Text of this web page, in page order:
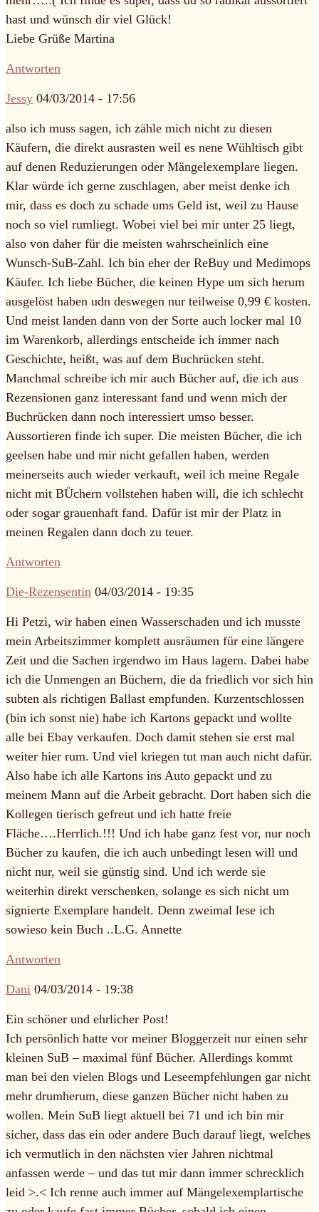
hast und wünsch dir viel Glück!
Liebe Grüße Martina
Antworten
Jessy 04/03/2014 - 17:56
also ich muss sagen, ich zähle mich nicht zu diesen
Käufern, die direkt ausrasten weil es nene Wühltisch gibt
auf denen Reduzierungen oder Mängelexemplare liegen.
Klar würde ich gerne zuschlagen, aber meist denke ich
mir, dass es doch zu schade ums Geld ist, weil zu Hause
noch so viel rumliegt. Wobei viel bei mir unter 25 liegt,
also von daher für die meisten wahrscheinlich eine
Wunsch-SuB-Zahl. Ich bin eher der ReBuy und Medimops
Käufer. Ich liebe Bücher, die keinen Hype um sich herum
ausgelöst haben udn deswegen nur teilweise 0,99 € kosten.
Und meist landen dann von der Sorte auch locker mal 10
im Warenkorb, allerdings entscheide ich immer nach
Geschichte, heißt, was auf dem Buchrücken steht.
Manchmal schreibe ich mir auch Bücher auf, die ich aus
Rezensionen ganz interessant fand und wenn mich der
Buchrücken dann noch interessiert umso besser.
Aussortieren finde ich super. Die meisten Bücher, die ich
geelsen habe und mir nicht gefallen haben, werden
meinerseits auch wieder verkauft, weil ich meine Regale
nicht mit BÜchern vollstehen haben will, die ich schlecht
oder sogar grauenhaft fand. Dafür ist mir der Platz in
meinen Regalen dann doch zu teuer.
Antworten
Die-Rezensentin 04/03/2014 - 19:35
Hi Petzi, wir haben einen Wasserschaden und ich musste
mein Arbeitszimmer komplett ausräumen für eine längere
Zeit und die Sachen irgendwo im Haus lagern. Dabei habe
ich die Unmengen an Büchern, die da friedlich vor sich hin
subten als richtigen Ballast empfunden. Kurzentschlossen
(bin ich sonst nie) habe ich Kartons gepackt und wollte
alle bei Ebay verkaufen. Doch damit stehen sie erst mal
weiter hier rum. Und viel kriegen tut man auch nicht dafür.
Also habe ich alle Kartons ins Auto gepackt und zu
meinem Mann auf die Arbeit gebracht. Dort haben sich die
Kollegen tierisch gefreut und ich hatte freie
Fläche….Herrlich.!!! Und ich habe ganz fest vor, nur noch
Bücher zu kaufen, die ich auch unbedingt lesen will und
nicht nur, weil sie günstig sind. Und ich werde sie
weiterhin direkt verschenken, solange es sich nicht um
signierte Exemplare handelt. Denn zweimal lese ich
sowieso kein Buch ..L.G. Annette
Antworten
Dani 04/03/2014 - 19:38
Ein schöner und ehrlicher Post!
Ich persönlich hatte vor meiner Bloggerzeit nur einen sehr
kleinen SuB – maximal fünf Bücher. Allerdings kommt
man bei den vielen Blogs und Leseempfehlungen gar nicht
mehr drumherum, diese ganzen Bücher nicht haben zu
wollen. Mein SuB liegt aktuell bei 71 und ich bin mir
sicher, dass das ein oder andere Buch darauf liegt, welches
ich vermutlich in den nächsten vier Jahren nichtmal
anfassen werde – und das tut mir dann immer schrecklich
leid >.< Ich renne auch immer auf Mängelexemplartische